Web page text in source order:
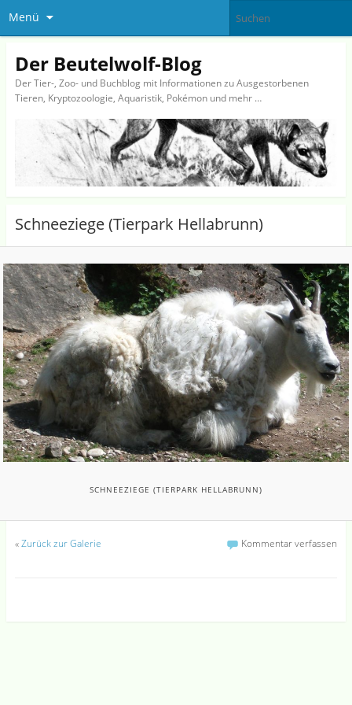
Menü
Der Beutelwolf-Blog
Der Tier-, Zoo- und Buchblog mit Informationen zu Ausgestorbenen
Tieren, Kryptozoologie, Aquaristik, Pokémon und mehr …
Schneeziege (Tierpark Hellabrunn)
SCHNEEZIEGE (TIERPARK HELLABRUNN)
«Zurück zur Galerie Kommentar verfassen